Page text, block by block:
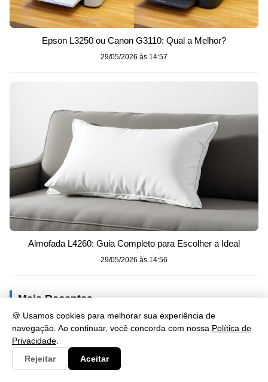
🍪 Usamos cookies para melhorar sua experiência de
navegação. Ao continuar, você concorda com nossa Política de
Privacidade
Rejeitar
Aceitar
Epson L3250 ou Canon G3110: Qual a Melhor?
29/05/2026 às 14:57
Almofada L4260: Guia Completo para Escolher a Ideal
29/05/2026 às 14:56
Mais Recentes